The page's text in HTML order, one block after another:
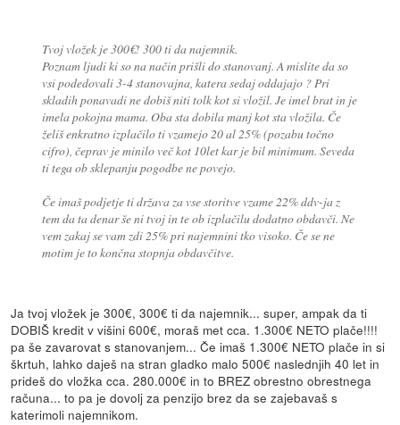
Tvoj vložek je 300€! 300 ti da najemnik.
Poznam ljudi ki so na način prišli do stanovanj. A mislite da so
vsi podedovali 3-4 stanovajna, katera sedaj oddajajo ? Pri
skladih ponavadi ne dobiš niti tolk kot si vložil. Je imel brat in je
imela pokojna mama. Oba sta dobila manj kot sta vložila. Če
želiš enkratno izplačilo ti vzamejo 20 al 25% (pozabu točno
cifro), čeprav je minilo več kot 10let kar je bil minimum. Seveda
ti tega ob sklepanju pogodbe ne povejo.
Če imaš podjetje ti država za vse storitve vzame 22% ddv-ja z
tem da ta denar še ni tvoj in te ob izplačilu dodatno obdavči. Ne
vem zakaj se vam zdi 25% pri najemnini tko visoko. Če se ne
motim je to končna stopnja obdavčitve.
Ja tvoj vložek je 300€, 300€ ti da najemnik... super, ampak da ti
DOBIŠ kredit v višini 600€, moraš met cca. 1.300€ NETO plače!!!!
pa še zavarovat s stanovanjem... Če imaš 1.300€ NETO plače in si
škrtuh, lahko daješ na stran gladko malo 500€ naslednjih 40 let in
prideš do vložka cca. 280.000€ in to BREZ obrestno obrestnega
računa... to pa je dovolj za penzijo brez da se zajebavaš s
katerimoli najemnikom.